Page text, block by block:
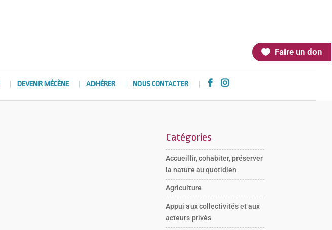
Faire un don
DEVENIR MÉCÈNE ADHÉRER NOUS CONTACTER  
Catégories
Accueillir, cohabiter, préserver
la nature au quotidien
Agriculture
Appui aux collectivités et aux
acteurs privés